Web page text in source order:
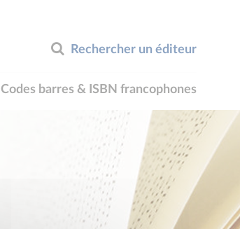
Rechercher un éditeur
Codes barres & ISBN francophones